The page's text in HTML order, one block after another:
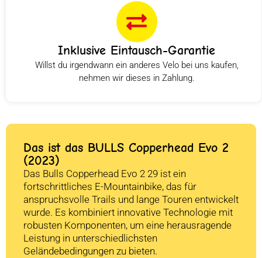
Inklusive Eintausch-Garantie
Willst du irgendwann ein anderes Velo bei uns kaufen,
nehmen wir dieses in Zahlung.
Das ist das BULLS Copperhead Evo 2
(2023)
Das Bulls Copperhead Evo 2 29 ist ein
fortschrittliches E-Mountainbike, das für
anspruchsvolle Trails und lange Touren entwickelt
wurde. Es kombiniert innovative Technologie mit
robusten Komponenten, um eine herausragende
Leistung in unterschiedlichsten
Geländebedingungen zu bieten.